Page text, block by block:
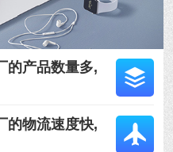
的产品数量多,
的物流速度快,